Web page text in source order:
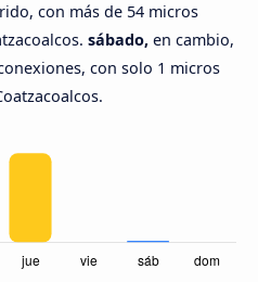
con más de 54 micros
sábado, en cambio,
con solo 1 micros